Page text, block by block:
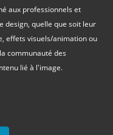
aux professionnels et
design, quelle que soit leur
effets visuels/animation ou
communauté des
lié à l'image.